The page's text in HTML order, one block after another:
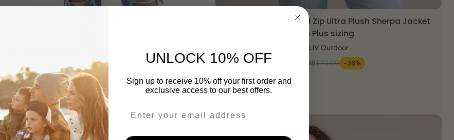
Women's Shay Plus Size Faux Wool Long Button
Coat
LIV Outdoor
$44.98 $79.99
SCHNELLANSICHT
Women's Ainsley Full Zip Ultra Plush Sherpa Jacket
in Plus sizing
LIV Outdoor
$44.98$70.00 -36%
Sonderangebot
UNLOCK 10% OFF
Sign up to receive 10% off your first order and
exclusive access to our best offers.